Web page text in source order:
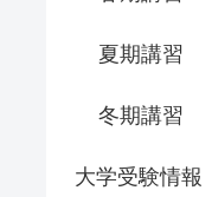
夏期講習
冬期講習
大学受験情報